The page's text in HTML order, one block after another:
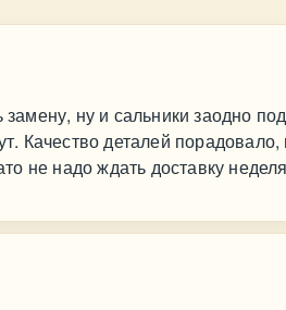
ну и сальники заодно
Качество деталей порадовало,
не надо ждать доставку